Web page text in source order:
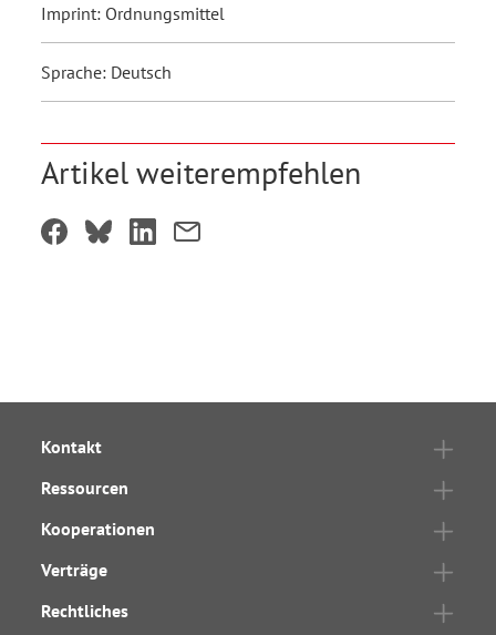
Imprint: Ordnungsmittel
Sprache: Deutsch
Artikel weiterempfehlen
Kontakt
Ressourcen
Kooperationen
Verträge
Rechtliches